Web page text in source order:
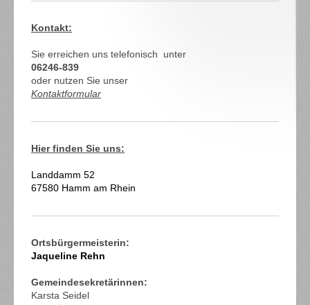
Kontakt:
Sie erreichen uns telefonisch unter
06246-839
oder nutzen Sie unser
Kontaktformular
Hier finden Sie uns:
Landdamm 52
67580 Hamm am Rhein
Ortsbürgermeisterin:
Jaqueline Rehn
Gemeindesekretärinnen:
Karsta Seidel